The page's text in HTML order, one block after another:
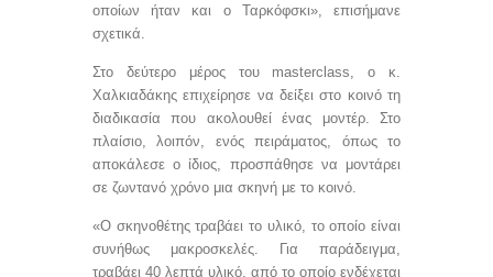
οποίων ήταν και ο Ταρκόφσκι», επισήμανε
σχετικά.
Στο δεύτερο μέρος του masterclass , ο κ.
Χαλκιαδάκης επιχείρησε να δείξει στο κοινό τη
διαδικασία που ακολουθεί ένας μοντέρ. Στο
πλαίσιο, λοιπόν, ενός πειράματος, όπως το
αποκάλεσε ο ίδιος, προσπάθησε να μοντάρει
σε ζωντανό χρόνο μια σκηνή με το κοινό.
«Ο σκηνοθέτης τραβάει το υλικό, το οποίο είναι
συνήθως μακροσκελές. Για παράδειγμα,
τραβάει 40 λεπτά υλικό, από το οποίο ενδέχεται